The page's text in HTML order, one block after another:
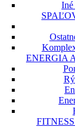
ENERGIA